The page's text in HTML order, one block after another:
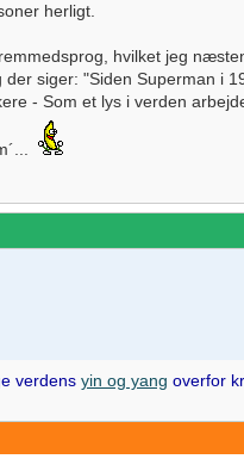
herligt.
hvilket jeg
siger: "Siden Superman i
- Som et lys i verden
verdens yin og yang overfor